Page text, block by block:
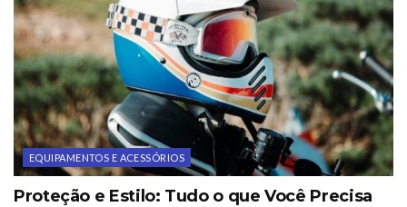
EQUIPAMENTOS E ACESSÓRIOS
Proteção e Estilo: Tudo o que Você Precisa